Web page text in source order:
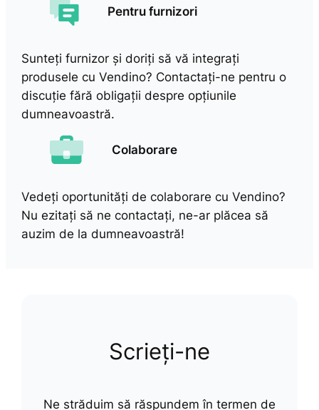
Pentru furnizori
Sunteți furnizor și doriți să vă integrați
produsele cu Vendino? Contactați-ne pentru o
discuție fără obligații despre opțiunile
dumneavoastră.
Colaborare
Vedeți oportunități de colaborare cu Vendino?
Nu ezitați să ne contactați, ne-ar plăcea să
auzim de la dumneavoastră!
Scrieți-ne
Ne străduim să răspundem în termen de